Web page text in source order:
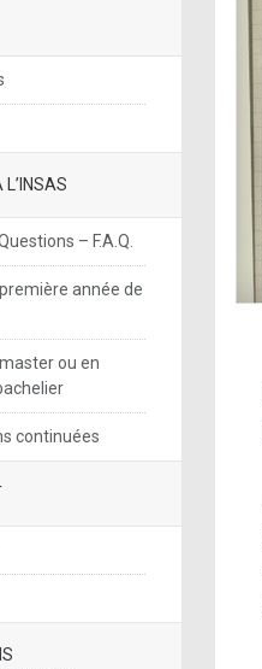
L’INSAS
– F.A.Q.
année de
ou en
continuées